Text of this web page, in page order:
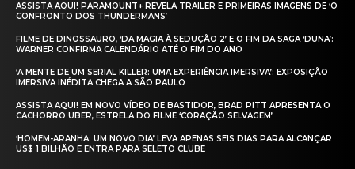
ASSISTA AQUI! PARAMOUNT+ REVELA TRAILER E PRIMEIRAS IMAGENS DE ‘O
CONFRONTO DOS THUNDERMANS’
FILME DE DINOSSAURO, ‘DA MAGIA À SEDUÇÃO 2’ E O FIM DA SAGA ‘DUNA’:
WARNER CONFIRMA CALENDÁRIO ATÉ O FIM DO ANO
‘A MENTE DE UM SERIAL KILLER: UMA EXPERIÊNCIA IMERSIVA’: EXPOSIÇÃO
IMERSIVA INÉDITA CHEGA A SÃO PAULO
ASSISTA AQUI! EM NOVO VÍDEO DE BASTIDOR, BRAD PITT APRESENTA O
CACHORRO UBER, ESTRELA DO FILME ‘CORAÇÃO SELVAGEM’
‘HOMEM-ARANHA: UM NOVO DIA’ LEVA APENAS SEIS DIAS PARA ALCANÇAR
US$ 1 BILHÃO E ENTRA PARA SELETO CLUBE